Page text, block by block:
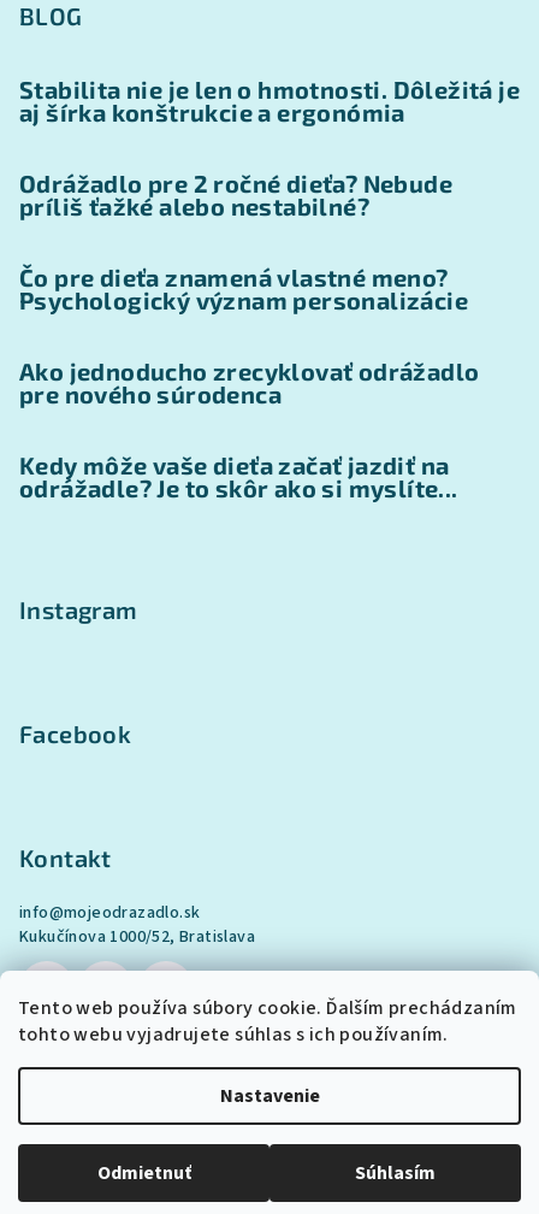
Tento web používa súbory cookie. Ďalším prechádzaním
tohto webu vyjadrujete súhlas s ich používaním.
Nastavenie
Odmietnuť Súhlasím
BLOG
Stabilita nie je len o hmotnosti. Dôležitá je
aj šírka konštrukcie a ergonómia
Odrážadlo pre 2 ročné dieťa? Nebude
príliš ťažké alebo nestabilné?
Čo pre dieťa znamená vlastné meno?
Psychologický význam personalizácie
Ako jednoducho zrecyklovať odrážadlo
pre nového súrodenca
Kedy môže vaše dieťa začať jazdiť na
odrážadle? Je to skôr ako si myslíte...
Instagram
Facebook
Kontakt
info@mojeodrazadlo.sk
Kukučínova 1000/52, Bratislava
Vytvoril Shoptet